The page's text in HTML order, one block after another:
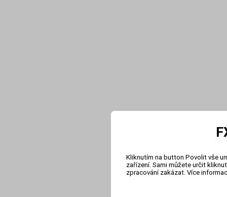
Kliknutím na button Povolit vše
zařízení. Sami můžete určit
zpracování zakázat. Více